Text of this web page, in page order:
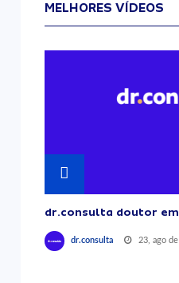
MELHORES VÍDEOS
dr.consulta doutor
dr.consulta 23, ago